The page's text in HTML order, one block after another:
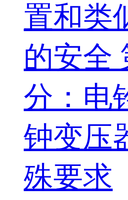
置和类
的安全
分：电
钟变压
殊要求